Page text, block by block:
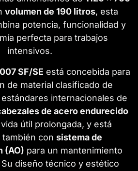
volumen de 190 litros, esta
potencia, funcionalidad y
perfecta para trabajos
intensivos.
SF/SE está concebida para
de material clasificado de
internacionales de
de acero endurecido
útil prolongada, y está
con sistema de
(AO) para un mantenimiento
diseño técnico y estético